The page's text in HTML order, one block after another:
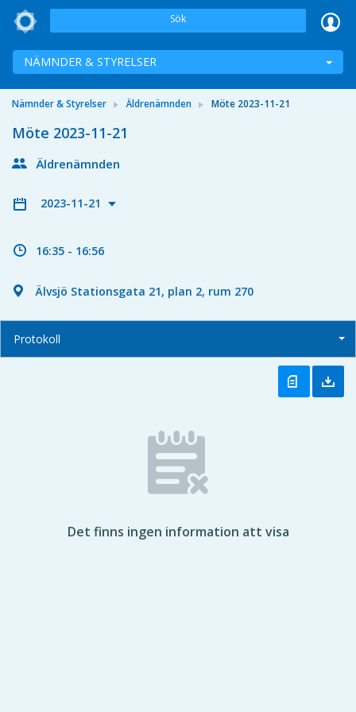
Sök
NÄMNDER & STYRELSER
Nämnder & Styrelser Äldrenämnden Möte 2023-11-21
Möte 2023-11-21
Äldrenämnden
2023-11-21
16:35 - 16:56
Älvsjö Stationsgata 21, plan 2, rum 270
Protokoll
Det finns ingen information att visa